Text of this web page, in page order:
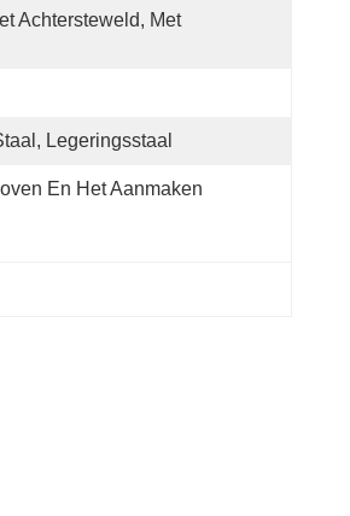
Achtersteweld, Met
Legeringsstaal
En Het Aanmaken